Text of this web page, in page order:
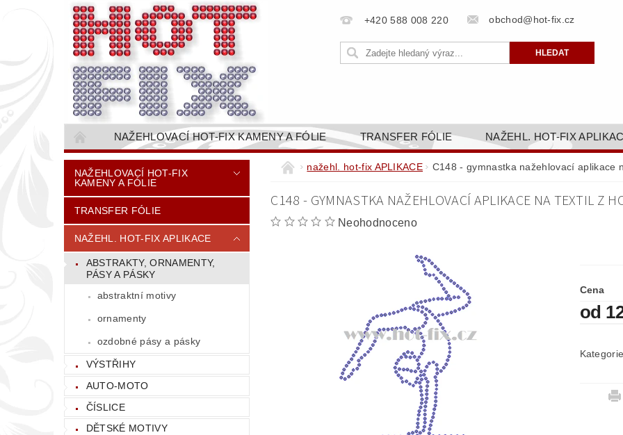
+420 588 008 220 obchod@hot-fix.cz
NAŽEHLOVACÍ HOT-FIX KAMENY A FÓLIE TRANSFER FÓLIE NAŽEHL. HOT-FIX
NAŠÍVACÍ KAMÍNKOVÉ ŘETĚZY / ŠTASOVÉ BORTY BAREVNICE PŘÍSLUŠENSTVÍ
VŠE PRO STROJNÍ VYŠÍVÁNÍ - VYSIVACI.CZ
BAREVNICE KAMENŮ
CENÍK DOPRAVY (NÁKLADŮ EXPEDICE) PLATNÝ OD 14. 1.2025
NAŽEHLOVACÍ HOT-FIX
KAMENY A FÓLIE
TRANSFER FÓLIE
NAŽEHL. HOT-FIX APLIKACE
ABSTRAKTY, ORNAMENTY,
PÁSY A PÁSKY
abstraktní motivy
ornamenty
ozdobné pásy a pásky
VÝSTŘIHY
AUTO-MOTO
ČÍSLICE
DĚTSKÉ MOTIVY
nažehl. hot-fix APLIKACE C148 - gymnastka nažehlovací aplikace
C148 - GYMNASTKA NAŽEHLOVACÍ APLIKACE NA TEXTIL Z
Neohodnoceno
Cena
od
Kategorie